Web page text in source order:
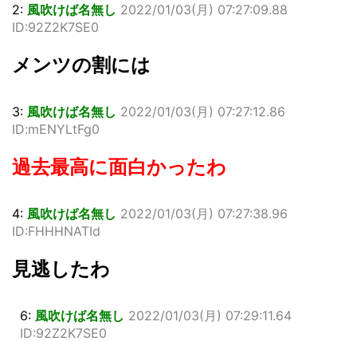
2: 風吹けば名無し 2022/01/03(月) 07:27:09.88
ID:92Z2K7SE0
メンツの割には
3: 風吹けば名無し 2022/01/03(月) 07:27:12.86
ID:mENYLtFg0
過去最高に面白かったわ
4: 風吹けば名無し 2022/01/03(月) 07:27:38.96
ID:FHHHNATId
見逃したわ
6: 風吹けば名無し 2022/01/03(月) 07:29:11.64
ID:92Z2K7SE0